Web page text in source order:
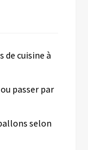
de cuisine à
passer par
selon